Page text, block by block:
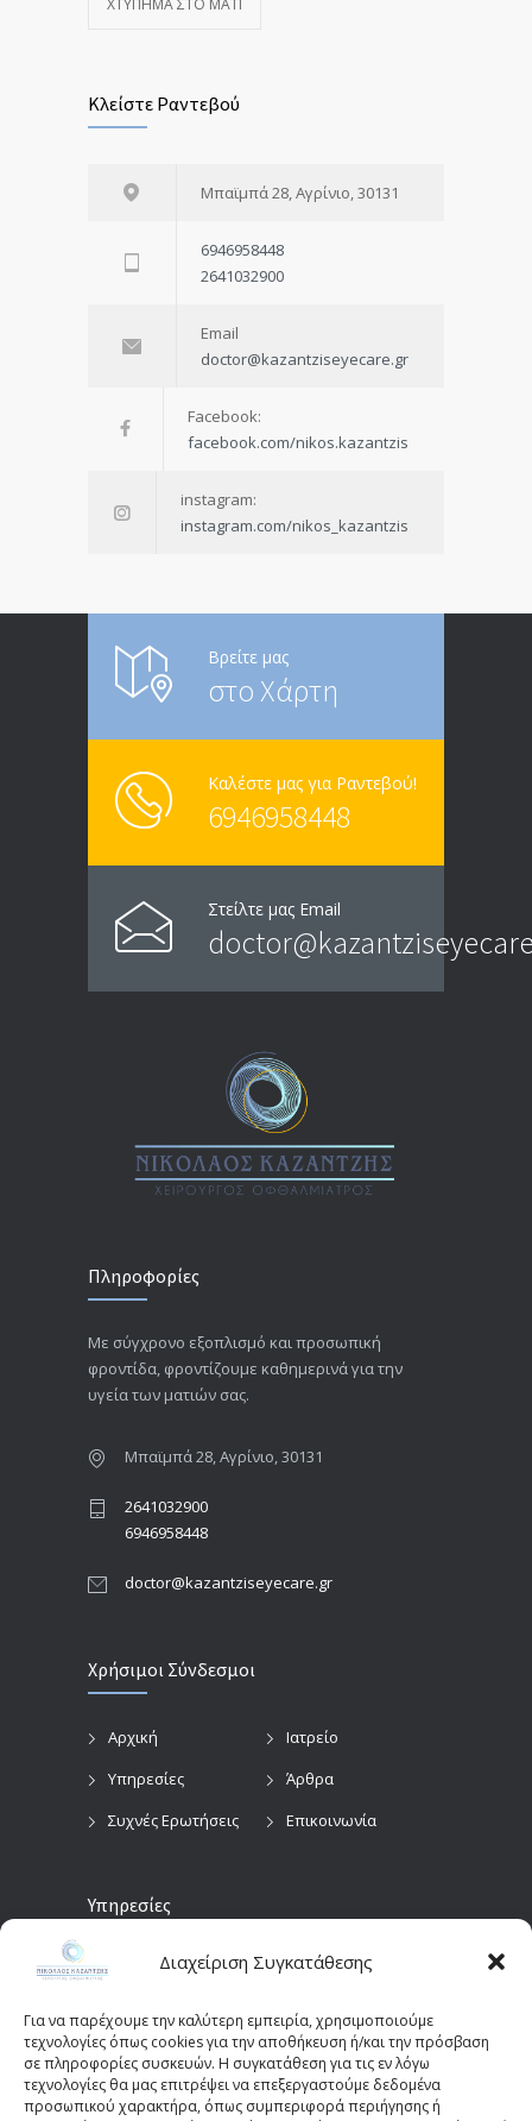
Διαχείριση Συγκατάθεσης
Για να παρέχουμε την καλύτερη εμπειρία, χρησιμοποιούμε
τεχνολογίες όπως cookies για την αποθήκευση ή/και την πρόσβαση
σε πληροφορίες συσκευών. Η συγκατάθεση για τις εν λόγω
τεχνολογίες θα μας επιτρέψει να επεξεργαστούμε δεδομένα
προσωπικού χαρακτήρα, όπως συμπεριφορά περιήγησης ή
Κλείστε Ραντεβού
Μπαϊμπά 28, Αγρίνιο, 30131
6946958448
2641032900
Email
doctor@kazantziseyecare.gr
Facebook:
facebook.com/nikos.kazantzis
instagram:
instagram.com/nikos_kazantzis
Βρείτε μας
στο Χάρτη
Καλέστε μας για Ραντεβού!
6946958448
Στείλτε μας Email
Πληροφορίες
Με σύγχρονο εξοπλισμό και προσωπική
φροντίδα, φροντίζουμε καθημερινά για την
υγεία των ματιών σας.
Μπαϊμπά 28, Αγρίνιο, 30131
2641032900
6946958448
doctor@kazantziseyecare.gr
Χρήσιμοι Σύνδεσμοι
Αρχική
Ιατρείο
Υπηρεσίες
Άρθρα
Συχνές Ερωτήσεις
Επικοινωνία
Υπηρεσίες
Προληπτικός
Έλεγχος
Διαγνωστικές
Χειρουργικές
Επεμβάσεις Οφθαλμών
Οπτικά Πεδία
(Perimetry)
Παιδοοφθαλμολογία